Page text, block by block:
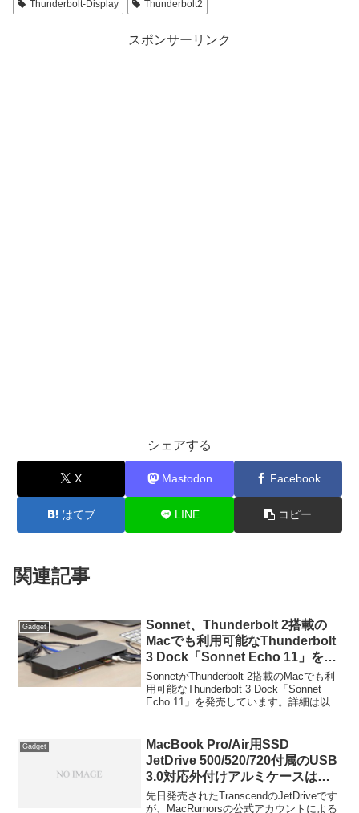
Thunderbolt-Display
Thunderbolt2
スポンサーリンク
シェアする
X Mastodon Facebook
はてブ LINE コピー
関連記事
Gadget
Sonnet、Thunderbolt 2搭載の
Macでも利用可能なThunderbolt
3 Dock「Sonnet Echo 11」を発
売。
SonnetがThunderbolt 2搭載のMacでも利
用可能なThunderbolt 3 Dock「Sonnet
Echo 11」を発売しています。詳細は以下
Gadget
MacBook Pro/Air用SSD
JetDrive 500/520/720付属のUSB
3.0対応外付けアルミケースは
UASPに対応しているもよう。
先日発売されたTranscendのJetDriveです
が、MacRumorsの公式アカウントによる